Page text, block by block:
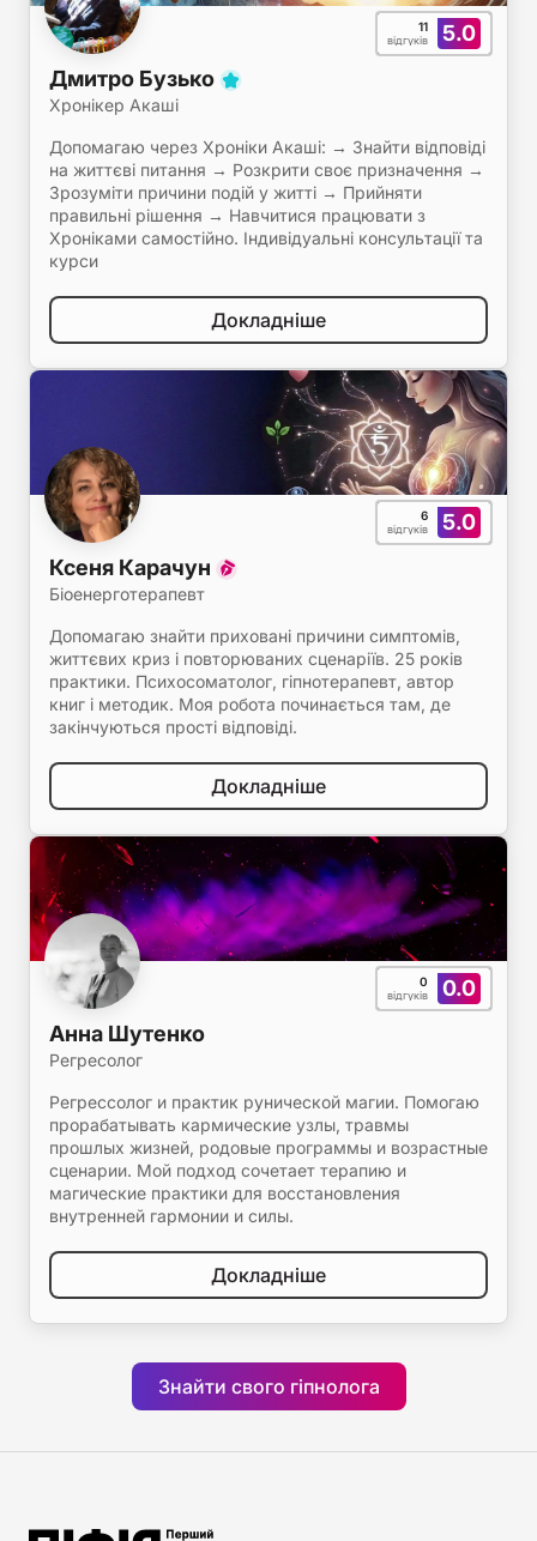
5.0
11
відгуків
Дмитро Бузько
Хронікер Акаші
Допомагаю через Хроніки Акаші: → Знайти відповіді
на життєві питання → Розкрити своє призначення →
Зрозуміти причини подій у житті → Прийняти
правильні рішення → Навчитися працювати з
Хроніками самостійно. Індивідуальні консультації та
курси
Докладніше
5.0
6
відгуків
Ксеня Карачун
Біоенерготерапевт
Допомагаю знайти приховані причини симптомів,
життєвих криз і повторюваних сценаріїв. 25 років
практики. Психосоматолог, гіпнотерапевт, автор
книг і методик. Моя робота починається там, де
закінчуються прості відповіді.
Докладніше
0.0
0
відгуків
Анна Шутенко
Регресолог
Регрессолог и практик рунической магии. Помогаю
прорабатывать кармические узлы, травмы
прошлых жизней, родовые программы и возрастные
сценарии. Мой подход сочетает терапию и
магические практики для восстановления
внутренней гармонии и силы.
Докладніше
Знайти свого гіпнолога